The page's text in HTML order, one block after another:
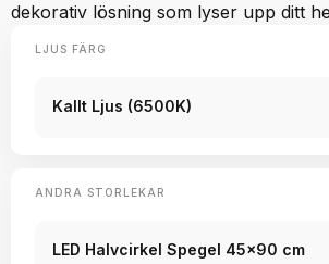
dekorativ lösning som lyser upp ditt
LJUS FÄRG
Kallt Ljus (6500K)
ANDRA STORLEKAR
LED Halvcirkel Spegel 45x90 cm